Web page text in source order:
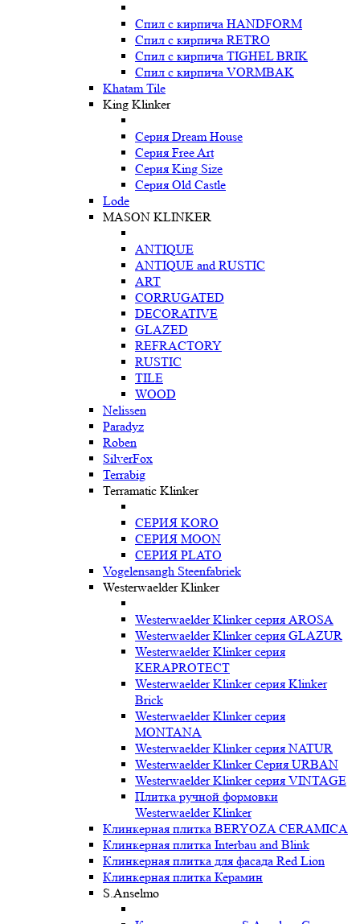
Спил с кирпича HANDFORM
Спил с кирпича RETRO
Спил с кирпича TIGHEL BRIK
Спил с кирпича VORMBAK
Khatam Tile
King Klinker
Серия Dream House
Серия Free Art
Серия King Size
Серия Old Castle
Lode
MASON KLINKER
ANTIQUE
ANTIQUE and RUSTIC
ART
CORRUGATED
DECORATIVE
GLAZED
REFRACTORY
RUSTIC
TILE
WOOD
Nelissen
Paradyz
Roben
SilverFox
Terrabig
Terramatic Klinker
СЕРИЯ KORO
СЕРИЯ MOON
СЕРИЯ PLATO
Vogelensangh Steenfabriek
Westerwaelder Klinker
Westerwaelder Klinker серия AROSA
Westerwaelder Klinker серия GLAZUR
Westerwaelder Klinker серия
KERAPROTECT
Westerwaelder Klinker серия Klinker
Brick
Westerwaelder Klinker серия
MONTANA
Westerwaelder Klinker серия NATUR
Westerwaelder Klinker Серия URBAN
Westerwaelder Klinker серия VINTAGE
Плитка ручной формовки
Westerwaelder Klinker
Клинкерная плитка BERYOZA CERAMICA
Клинкерная плитка Interbau and Blink
Клинкерная плитка для фасада Red Lion
Клинкерная плитка Керамин
S.Anselmo